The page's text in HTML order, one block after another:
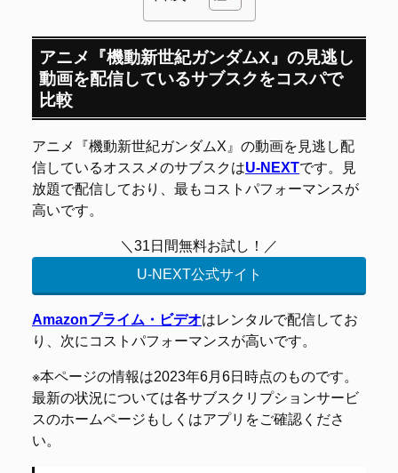
アニメ『機動新世紀ガンダムX』の見逃し
動画を配信しているサブスクをコスパで
比較
アニメ『機動新世紀ガンダムX』の動画を見逃し配
信しているオススメのサブスクはU-NEXTです。見
放題で配信しており、最もコストパフォーマンスが
高いです。
＼31日間無料お試し！／
U-NEXT公式サイト
Amazonプライム・ビデオはレンタルで配信してお
り、次にコストパフォーマンスが高いです。
※本ページの情報は2023年6月6日時点のものです。
最新の状況については各サブスクリプションサービ
スのホームページもしくはアプリをご確認くださ
い。